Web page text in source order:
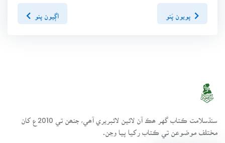
اڳيون پنو
سنڌسلامت ڪتاب گهر ھڪ آن لائين لائبريري آھي، جنھن تي 2010ع کان
مختلف موضوعن تي ڪتاب رکيا پيا وڃن.